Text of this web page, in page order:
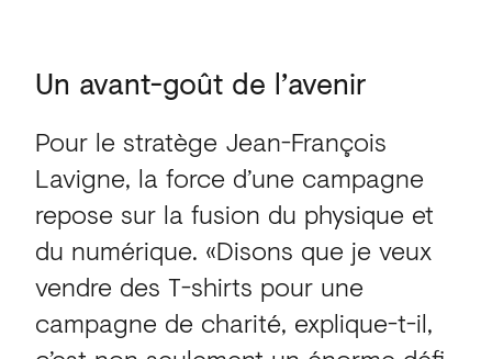
Un avant-goût de l’avenir
Pour le stratège Jean-François
Lavigne, la force d’une campagne
repose sur la fusion du physique et
du numérique. «Disons que je veux
vendre des T-shirts pour une
campagne de charité, explique-t-il,